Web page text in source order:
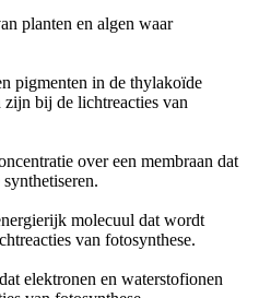
planten en algen waar
pigmenten in de thylakoïde
bij de lichtreacties van
over een membraan dat
molecuul dat wordt
van fotosynthese.
elektronen en waterstofionen